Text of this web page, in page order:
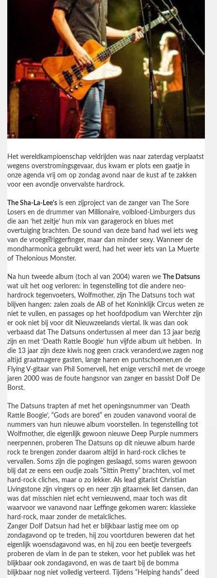
Het wereldkampioenschap veldrijden was naar zaterdag verplaatst
wegens overstromingsgevaar, dus kwam er plots een gaatje in
onze agenda vrij om op zondag avond naar de kust af te zakken
voor een avondje onvervalste hardrock.
The Sha-La-Lee's is een zijproject van de zanger van The Sore
Losers en de drummer van Millionaire, volbloed-Limburgers dus
die aan ‘het zeitje’ hun mix van garagerock en blues met
overtuiging brachten. De sound van deze band had wel iets weg
van de vroegeTriggerfinger, maar dan minder sexy. Wanneer de
mondharmonica gebruikt werd, had het weer iets van La Muerte
of Thelonious Monster.
Na hun tweede album (toch al van 2004) waren we
The Datsuns
wat uit het oog verloren: in tegenstelling tot die andere neo-
hardrock tegenvoeters, Wolfmother, zijn The Datsuns toch wat
blijven hangen: zalen zoals de AB of het Koninklijk Circus weten ze
niet te vullen, en passages op het hoofdpodium van Werchter zijn
er ook niet bij voor dit Nieuwzeelands viertal. Ik was dan ook
verbaasd dat The Datsuns ondertussen al meer dan 13 jaar bezig
zijn en met ‘Death Rattle Boogie’ hun vijfde album uit hebben.
In
die 13 jaar zijn deze kiwis nog geen crack veranderd,we zagen nog
altijd graatmagere gasten, lange haren en puntschoenen,en de
Flying V-gitaar van Phil Somervell, het enige verschil met de vroege
jaren 2000 was de foute hangsnor van zanger en bassist Dolf De
Borst.
The Datsuns trapten af met het openingsnummer van ‘Death
Rattle Boogie’, “Gods are bored” en zouden vanavond vooral de
nummers van hun nieuwe album voorstellen. In tegenstelling tot
Wolfmother, die eigenlijk gewoon nieuwe Deep Purple nummers
neerpennen, proberen The Datsuns op dit nieuwe album harde
rock te brengen zonder daarom altijd in hard-rock cliches te
vervallen. Soms zijn die pogingen geslaagd, soms waren gewoon
blij dat ze eens een oudje zoals “Sittin Pretty” brachten, vol met
hard-rock cliches, maar o zo lekker. Als lead gitarist Christian
Livingstone zijn vingers op en neer zijn gitaarnek liet dansen, dan
was dat misschien niet echt vernieuwend, maar toch was dit
waarvoor we vanavond naar Leffinge gekomen waren: klassieke
hard-rock, maar zonder de metalcliches.
Zanger Dolf Datsun had het er blijkbaar lastig mee om op
zondagavond op te treden, hij zou voortduren beweren dat het
eigenlijk woensdagavond was, en hij zou een beetje tevergeefs
proberen de vlam in de pan te steken, voor het publiek was het
blijkbaar ook zondagavond, en was de taart bij de bomma
blijkbaar nog niet volledig verteerd. Tijdens “Helping hands” deed